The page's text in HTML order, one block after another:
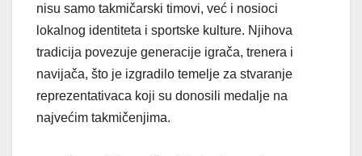
nisu samo takmičarski timovi, već i nosioci
lokalnog identiteta i sportske kulture. Njihova
tradicija povezuje generacije igrača, trenera i
navijača, što je izgradilo temelje za stvaranje
reprezentativaca koji su donosili medalje na
najvećim takmičenjima.